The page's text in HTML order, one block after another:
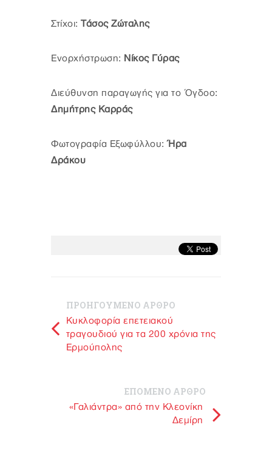
Στίχοι: Τάσος Ζώταλης
Ενορχήστρωση: Νίκος Γύρας
Διεύθυνση παραγωγής για το Όγδοο:
Δημήτρης Καρράς
Φωτογραφία Εξωφύλλου: Ήρα
Δράκου
ΠΡΟΗΓΟΥΜΕΝΟ ΑΡΘΡΟ
Κυκλοφορία επετειακού
τραγουδιού για τα 200 χρόνια της
Ερμούπολης
ΕΠΟΜΕΝΟ ΑΡΘΡΟ
«Γαλιάντρα» από την Κλεονίκη
Δεμίρη